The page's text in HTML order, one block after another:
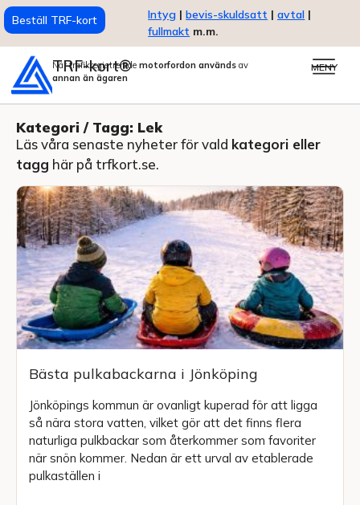
Beställ TRF-kort Intyg | bevis-skuldsatt | avtal |
fullmakt m.m.
TRF-kort®
När trafikregistrerade motorfordon används av
annan än ägaren
MENY
Kategori / Tagg: Lek
Läs våra senaste nyheter för vald kategori eller
tagg här på trfkort.se.
Bästa pulkabackarna i Jönköping
Jönköpings kommun är ovanligt kuperad för att ligga
så nära stora vatten, vilket gör att det finns flera
naturliga pulkbackar som återkommer som favoriter
när snön kommer. Nedan är ett urval av etablerade
pulkaställen i